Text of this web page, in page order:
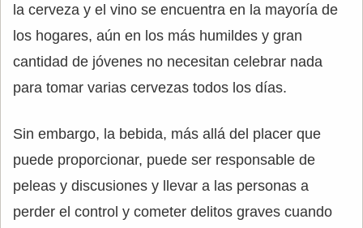
la cerveza y el vino se encuentra en la mayoría de
los hogares, aún en los más humildes y gran
cantidad de jóvenes no necesitan celebrar nada
para tomar varias cervezas todos los días.
Sin embargo, la bebida, más allá del placer que
puede proporcionar, puede ser responsable de
peleas y discusiones y llevar a las personas a
perder el control y cometer delitos graves cuando